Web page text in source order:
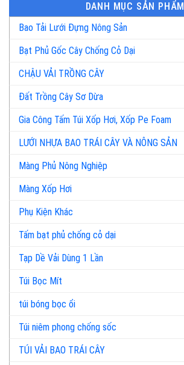
DANH MỤC SẢN PHẨM
Bao Tải Lưới Đựng Nông Sản
Bạt Phủ Gốc Cây Chống Cỏ Dại
CHẬU VẢI TRỒNG CÂY
Đất Trồng Cây Sơ Dừa
Gia Công Tấm Túi Xốp Hơi, Xốp Pe Foam
LƯỚI NHỰA BAO TRÁI CÂY VÀ NÔNG SẢN
Màng Phủ Nông Nghiệp
Màng Xốp Hơi
Phụ Kiện Khác
Tấm bạt phủ chống cỏ dại
Tạp Dề Vải Dùng 1 Lần
Túi Bọc Mít
túi bóng bọc ổi
Túi niêm phong chống sốc
TÚI VẢI BAO TRÁI CÂY